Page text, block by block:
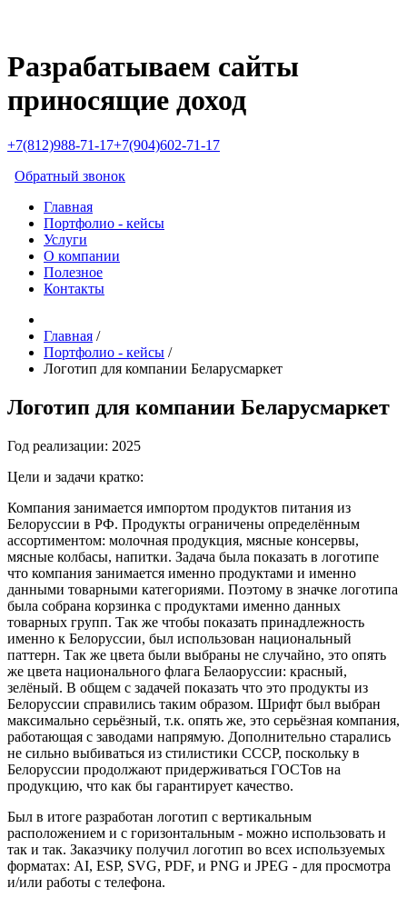
Разрабатываем сайты
приносящие доход
+7(812)988-71-17+7(904)602-71-17
Обратный звонок
Главная
Портфолио - кейсы
Услуги
О компании
Полезное
Контакты
Главная /
Портфолио - кейсы /
Логотип для компании Беларусмаркет
Логотип для компании Беларусмаркет
Год реализации: 2025
Цели и задачи кратко:
Компания занимается импортом продуктов питания из
Белоруссии в РФ. Продукты ограничены определённым
ассортиментом: молочная продукция, мясные консервы,
мясные колбасы, напитки. Задача была показать в логотипе
что компания занимается именно продуктами и именно
данными товарными категориями. Поэтому в значке логотипа
была собрана корзинка с продуктами именно данных
товарных групп. Так же чтобы показать принадлежность
именно к Белоруссии, был использован национальный
паттерн. Так же цвета были выбраны не случайно, это опять
же цвета национального флага Белаоруссии: красный,
зелёный. В общем с задачей показать что это продукты из
Белоруссии справились таким образом. Шрифт был выбран
максимально серьёзный, т.к. опять же, это серьёзная компания,
работающая с заводами напрямую. Дополнительно старались
не сильно выбиваться из стилистики СССР, поскольку в
Белоруссии продолжают придерживаться ГОСТов на
продукцию, что как бы гарантирует качество.
Был в итоге разработан логотип с вертикальным
расположением и с горизонтальным - можно использовать и
так и так. Заказчику получил логотип во всех используемых
форматах: AI, ESP, SVG, PDF, и PNG и JPEG - для просмотра
и/или работы с телефона.